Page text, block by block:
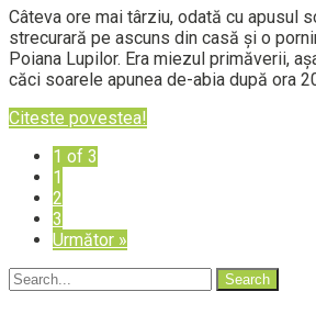
Câteva ore mai târziu, odată cu apusul
strecurară pe ascuns din casă și o
Poiana Lupilor. Era miezul primăverii,
căci soarele apunea de-abia după ora
Citeste povestea!
1 of 3
1
2
3
Următor »